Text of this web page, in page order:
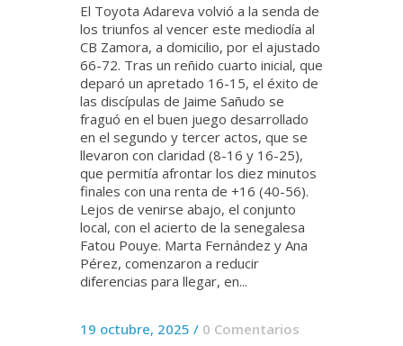
El Toyota Adareva volvió a la senda de
los triunfos al vencer este mediodía al
CB Zamora, a domicilio, por el ajustado
66-72. Tras un reñido cuarto inicial, que
deparó un apretado 16-15, el éxito de
las discípulas de Jaime Sañudo se
fraguó en el buen juego desarrollado
en el segundo y tercer actos, que se
llevaron con claridad (8-16 y 16-25),
que permitía afrontar los diez minutos
finales con una renta de +16 (40-56).
Lejos de venirse abajo, el conjunto
local, con el acierto de la senegalesa
Fatou Pouye. Marta Fernández y Ana
Pérez, comenzaron a reducir
diferencias para llegar, en...
19 octubre, 2025 / 0 Comentarios